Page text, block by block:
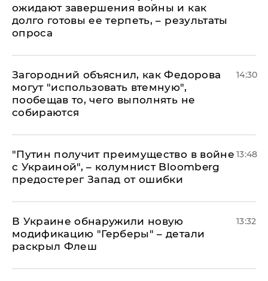
ожидают завершения войны и как
долго готовы ее терпеть, – результаты
опроса
Загородний объяснил, как Федорова
могут "использовать втемную",
пообещав то, чего выполнять не
собираются
14:30
"Путин получит преимущество в войне
с Украиной", – колумнист Bloomberg
предостерег Запад от ошибки
13:48
В Украине обнаружили новую
модификацию "Герберы" – детали
раскрыл Флеш
13:32